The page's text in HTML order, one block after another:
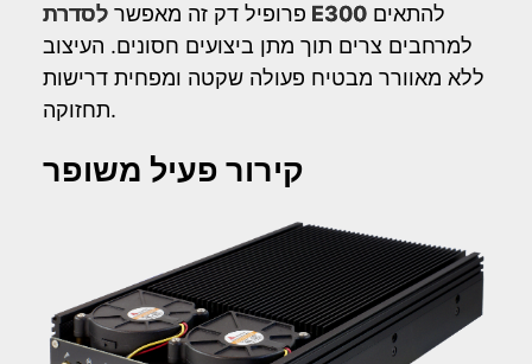
פרופיל דק זה מאפשר לסדרת E300
למרחבים צרים תוך מתן ביצועים חסונים. העיצוב
ללא מאוורר מבטיח פעולה שקטה ומפחית דרישות
תחזוקה.
קירור פעיל משופר